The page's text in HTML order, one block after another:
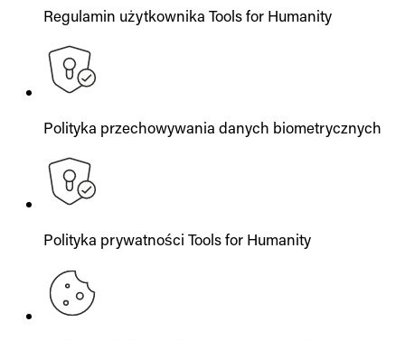
Regulamin użytkownika Tools for Humanity
Polityka przechowywania danych biometrycznych
Polityka prywatności Tools for Humanity